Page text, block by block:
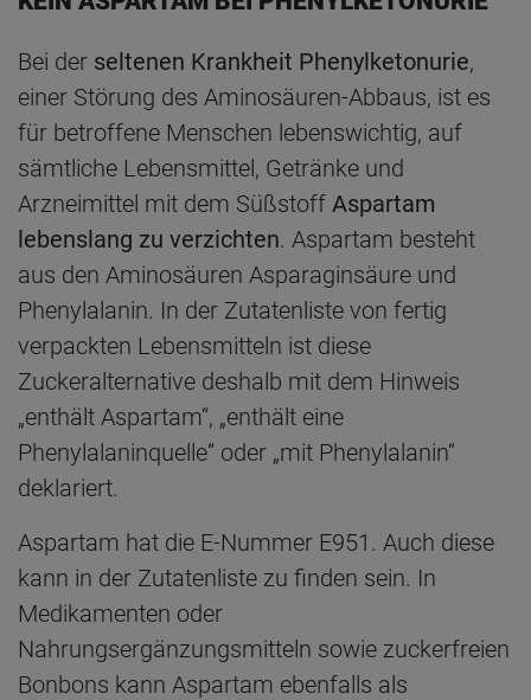
Bei der seltenen Krankheit Phenylketonurie,
einer Störung des Aminosäuren-Abbaus, ist es
für betroffene Menschen lebenswichtig, auf
sämtliche Lebensmittel, Getränke und
Arzneimittel mit dem Süßstoff Aspartam
lebenslang zu verzichten. Aspartam besteht
aus den Aminosäuren Asparaginsäure und
Phenylalanin. In der Zutatenliste von fertig
verpackten Lebensmitteln ist diese
Zuckeralternative deshalb mit dem Hinweis
„enthält Aspartam“, „enthält eine
Phenylalaninquelle“ oder „mit Phenylalanin“
deklariert.
Aspartam hat die E-Nummer E951. Auch diese
kann in der Zutatenliste zu finden sein. In
Medikamenten oder
Nahrungsergänzungsmitteln sowie zuckerfreien
Bonbons kann Aspartam ebenfalls als